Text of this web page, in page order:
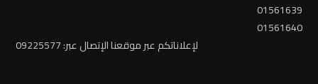
01561639
01561640
لإعلاناتكم عبر موقعنا الإتصال عبر: 09225577